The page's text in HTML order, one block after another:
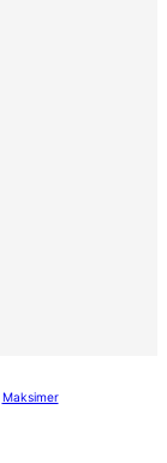
Maksimer